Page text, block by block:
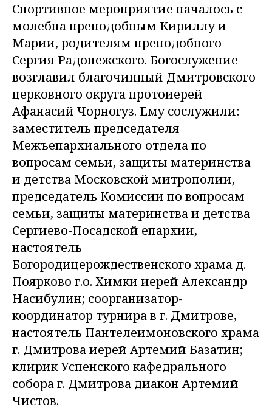
Спортивное мероприятие началось с
молебна преподобным Кириллу и
Марии, родителям преподобного
Сергия Радонежского. Богослужение
возглавил благочинный Дмитровского
церковного округа протоиерей
Афанасий Чорногуз. Ему сослужили:
заместитель председателя
Межъепархиального отдела по
вопросам семьи, защиты материнства
и детства Московской митрополии,
председатель Комиссии по вопросам
семьи, защиты материнства и детства
Сергиево-Посадской епархии,
настоятель
Богородицерождественского храма д.
Поярково г.о. Химки иерей Александр
Насибулин; соорганизатор-
координатор турнира в г. Дмитрове,
настоятель Пантелеимоновского храма
г. Дмитрова иерей Артемий Базатин;
клирик Успенского кафедрального
собора г. Дмитрова диакон Артемий
Чистов.